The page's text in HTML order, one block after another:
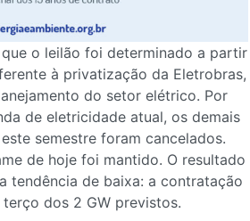
o leilão foi determinado a partir
à privatização da Eletrobras,
do setor elétrico. Por
de eletricidade atual, os demais
semestre foram cancelados.
de hoje foi mantido. O resultado
tendência de baixa: a contratação
dos 2 GW previstos.